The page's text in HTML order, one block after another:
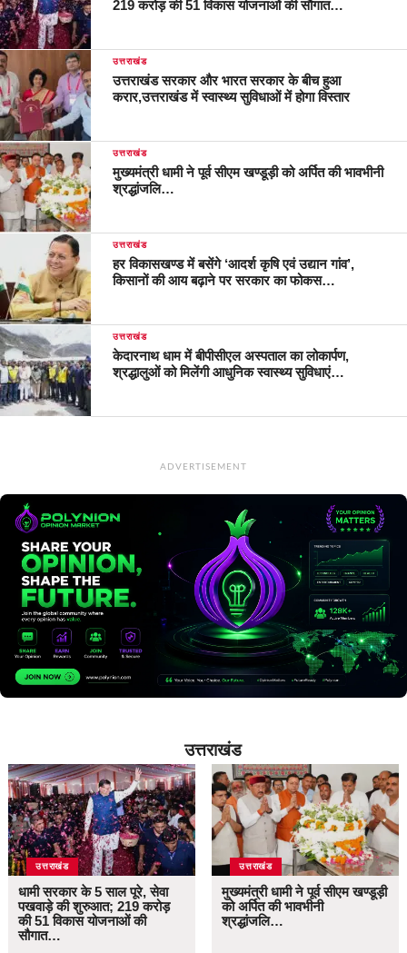
219 करोड़ की 51 विकास योजनाओं की सौगात…
उत्तराखंड
उत्तराखंड सरकार और भारत सरकार के बीच हुआ
करार,उत्तराखंड में स्वास्थ्य सुविधाओं में होगा विस्तार
उत्तराखंड
मुख्यमंत्री धामी ने पूर्व सीएम खण्डूड़ी को अर्पित की भावभीनी
श्रद्धांजलि…
उत्तराखंड
हर विकासखण्ड में बसेंगे ‘आदर्श कृषि एवं उद्यान गांव’,
किसानों की आय बढ़ाने पर सरकार का फोकस…
उत्तराखंड
केदारनाथ धाम में बीपीसीएल अस्पताल का लोकार्पण,
श्रद्धालुओं को मिलेंगी आधुनिक स्वास्थ्य सुविधाएं…
ADVERTISEMENT
उत्तराखंड
उत्तराखंड
धामी सरकार के 5 साल पूरे, सेवा
पखवाड़े की शुरुआत; 219 करोड़
की 51 विकास योजनाओं की
सौगात…
उत्तराखंड
मुख्यमंत्री धामी ने पूर्व सीएम खण्डूड़ी
को अर्पित की भावभीनी
श्रद्धांजलि…